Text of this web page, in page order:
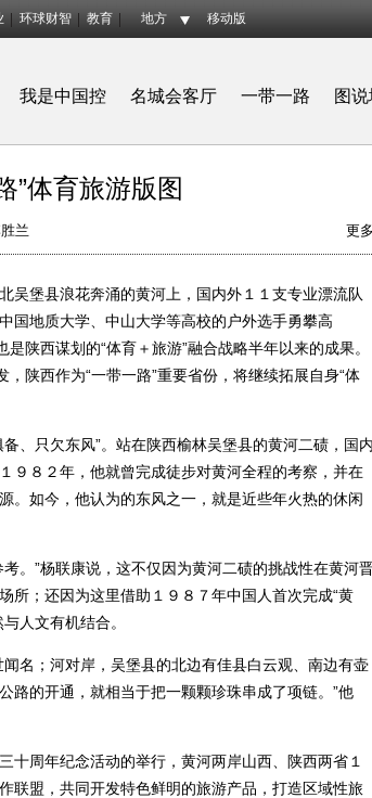
环球财智 教育 地方 移动版
我是中国控 名城会客厅 一带一路 图
”体育旅游版图
兰 更多
堡县浪花奔涌的黄河上，国内外１１支专业漂流队
国地质大学、中山大学等高校的户外选手勇攀高
陕西谋划的“体育＋旅游”融合战略半年以来的成果。
陕西作为“一带一路”重要省份，将继续拓展自身“体
只欠东风”。站在陕西榆林吴堡县的黄河二碛，国内
９８２年，他就曾完成徒步对黄河全程的考察，并在
。如今，他认为的东风之一，就是近些年火热的休闲
”杨联康说，这不仅因为黄河二碛的挑战性在黄河
所；还因为这里借助１９８７年中国人首次完成“黄
人文有机结合。
；河对岸，吴堡县的北边有佳县白云观、南边有壶
路的开通，就相当于把一颗颗珍珠串成了项链。”他
周年纪念活动的举行，黄河两岸山西、陕西两省１
联盟，共同开发特色鲜明的旅游产品，打造区域性旅